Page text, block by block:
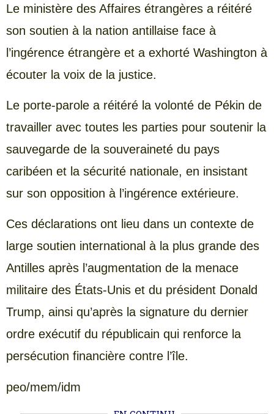
Le ministère des Affaires étrangères a réitéré
son soutien à la nation antillaise face à
l’ingérence étrangère et a exhorté Washington à
écouter la voix de la justice.
Le porte-parole a réitéré la volonté de Pékin de
travailler avec toutes les parties pour soutenir la
sauvegarde de la souveraineté du pays
caribéen et la sécurité nationale, en insistant
sur son opposition à l’ingérence extérieure.
Ces déclarations ont lieu dans un contexte de
large soutien international à la plus grande des
Antilles après l’augmentation de la menace
militaire des États-Unis et du président Donald
Trump, ainsi qu’après la signature du dernier
ordre exécutif du républicain qui renforce la
persécution financière contre l’île.
peo/mem/idm